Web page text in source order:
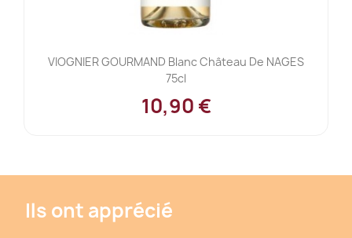
VIOGNIER GOURMAND Blanc Château De NAGES
75cl
10,90 €
Ils ont apprécié